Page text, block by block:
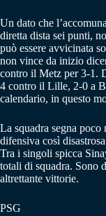
Un dato che
diretta dista sei punti,
può essere avvicinata
non vince da inizio
contro il Metz per 3-1.
4 contro il Lille, 2-0 a
calendario, in questo
La squadra segna poco
difensiva così
Tra i singoli spicca
totali di squadra. Sono
altrettante vittorie.
PSG